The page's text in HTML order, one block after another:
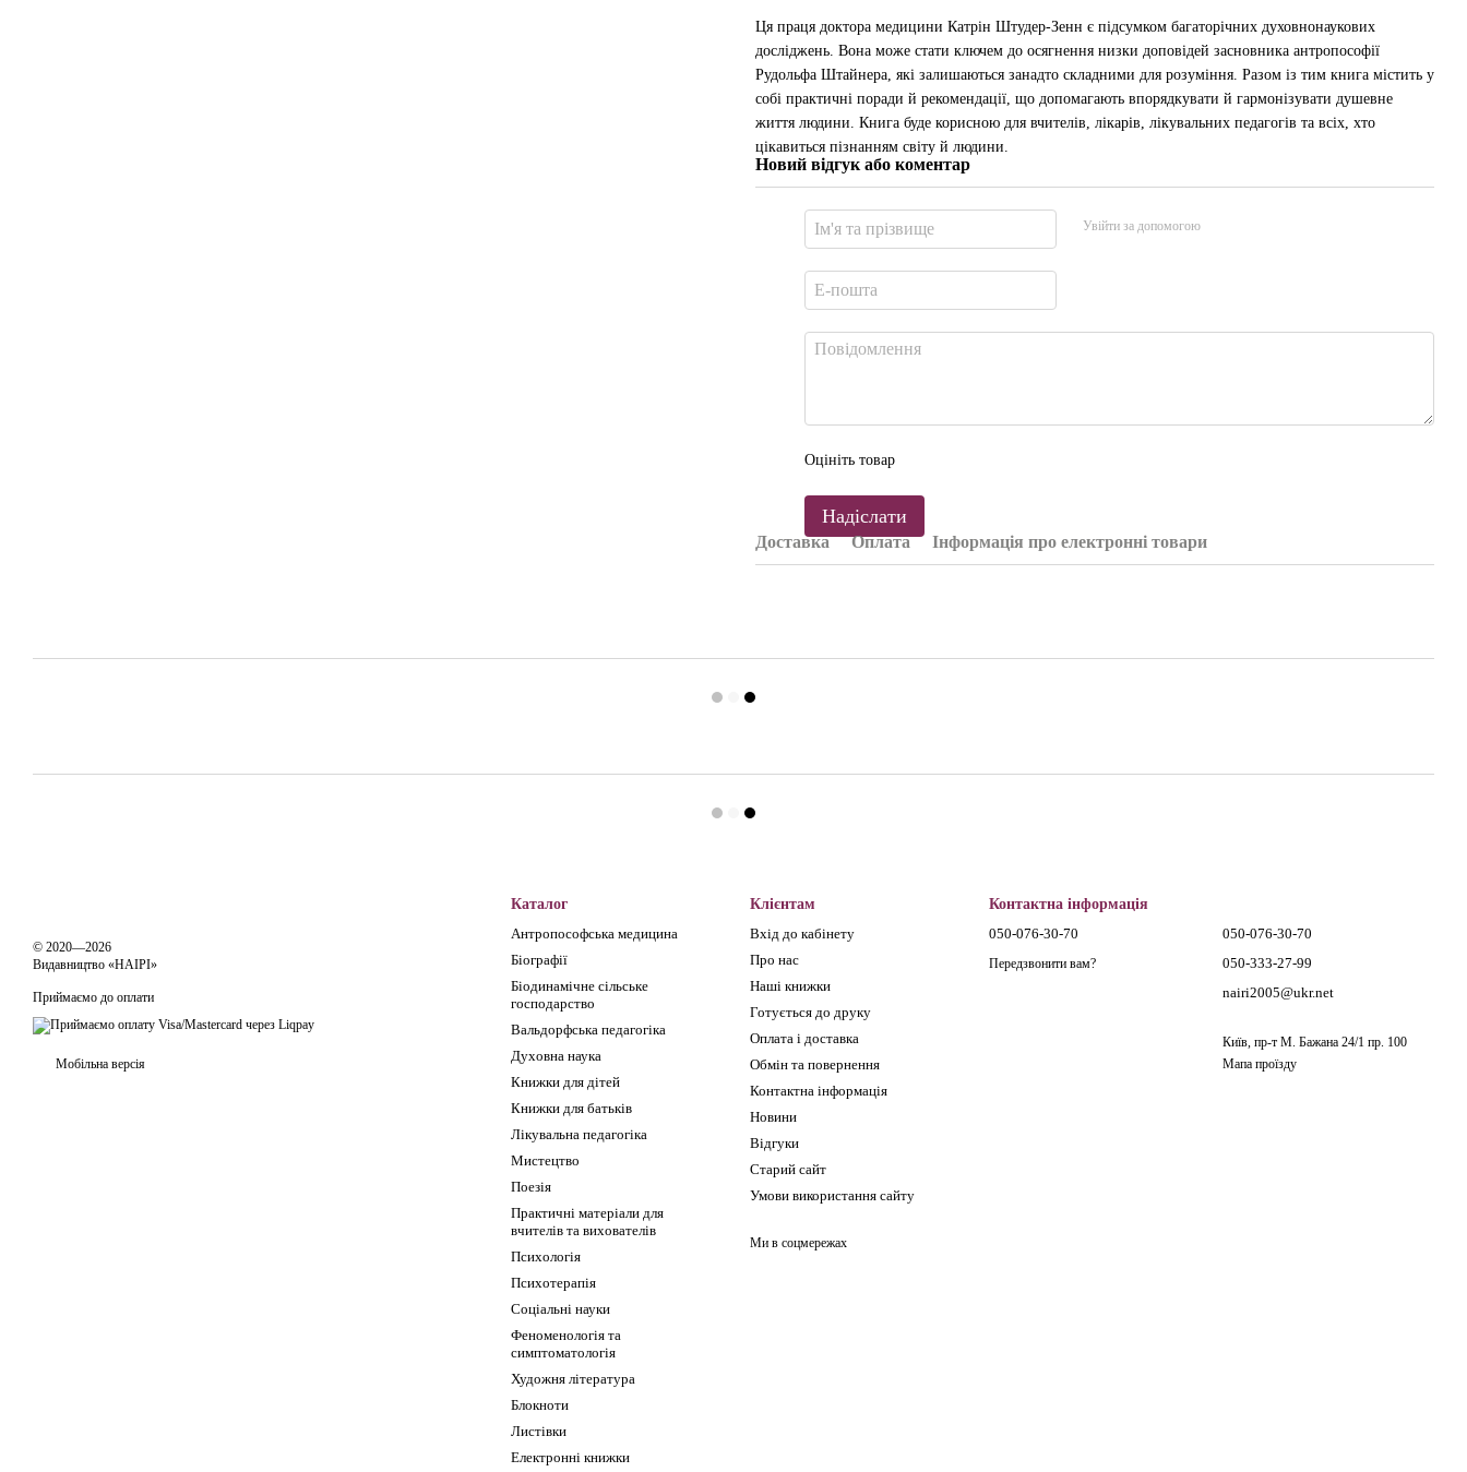
Ця праця доктора медицини Катрін Штудер-Зенн є підсумком багаторічних духовнонаукових
досліджень. Вона може стати ключем до осягнення низки доповідей засновника антропософії
Рудольфа Штайнера, які залишаються занадто складними для розуміння. Разом із тим книга містить у
собі практичні поради й рекомендації, що допомагають впорядкувати й гармонізувати душевне
життя людини. Книга буде корисною для вчителів, лікарів, лікувальних педагогів та всіх, хто
цікавиться пізнанням світу й людини.
Новий відгук або коментар
Увійти за допомогою
Оцініть товар
Надіслати
Доставка Оплата Інформація про електронні товари
© 2020—2026
Видавництво «НАІРІ»
Приймаємо до оплати
Мобільна версія
Каталог
Антропософська медицина
Біографії
Біодинамічне сільське
господарство
Вальдорфська педагогіка
Духовна наука
Книжки для дітей
Книжки для батьків
Лікувальна педагогіка
Мистецтво
Поезія
Практичні матеріали для
вчителів та вихователів
Психологія
Психотерапія
Соціальні науки
Феноменологія та
симптоматологія
Художня література
Блокноти
Листівки
Електронні книжки
Клієнтам
Вхід до кабінету
Про нас
Наші книжки
Готується до друку
Оплата і доставка
Обмін та повернення
Контактна інформація
Новини
Відгуки
Старий сайт
Умови використання сайту
Ми в соцмережах
Контактна інформація
050-076-30-70
Передзвонити вам?
050-076-30-70
050-333-27-99
nairi2005@ukr.net
Київ, пр-т М. Бажана 24/1 пр. 100
Мапа проїзду